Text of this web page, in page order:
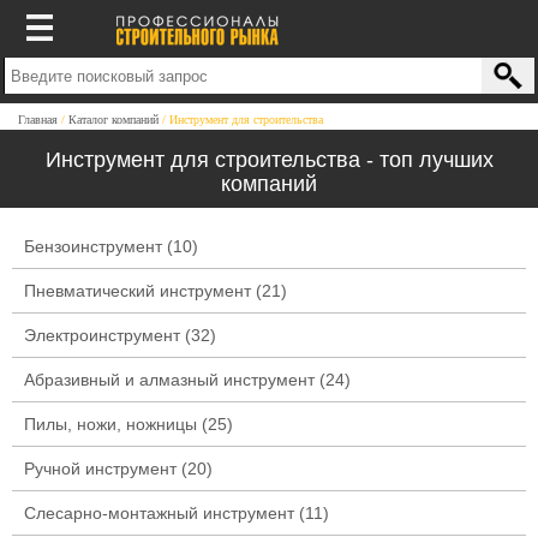
Главная Каталог компаний Инструмент для строительства
Инструмент для строительства - топ лучших
компаний
Бензоинструмент(10)
Пневматический инструмент(21)
Электроинструмент(32)
Абразивный и алмазный инструмент(24)
Пилы, ножи, ножницы (25)
Ручной инструмент(20)
Слесарно-монтажный инструмент(11)